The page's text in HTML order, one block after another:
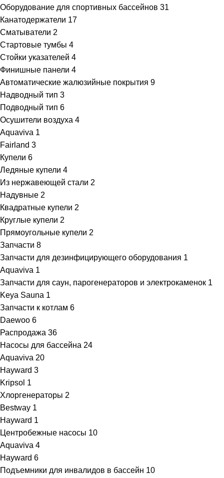
Оборудование для спортивных бассейнов 31
Канатодержатели 17
Сматыватели 2
Стартовые тумбы 4
Стойки указателей 4
Финишные панели 4
Автоматические жалюзийные покрытия 9
Надводный тип 3
Подводный тип 6
Осушители воздуха 4
Aquaviva 1
Fairland 3
Купели 6
Ледяные купели 4
Из нержавеющей стали 2
Надувные 2
Квадратные купели 2
Круглые купели 2
Прямоугольные купели 2
Запчасти 8
Запчасти для дезинфицирующего оборудования 1
Aquaviva 1
Запчасти для саун, парогенераторов и электрокаменок 1
Keya Sauna 1
Запчасти к котлам 6
Daewoo 6
Распродажа 36
Насосы для бассейна 24
Aquaviva 20
Hayward 3
Kripsol 1
Хлоргенераторы 2
Bestway 1
Hayward 1
Центробежные насосы 10
Aquaviva 4
Hayward 6
Подъемники для инвалидов в бассейн 10